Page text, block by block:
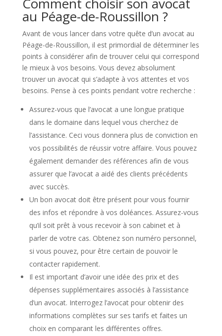
au Péage-de-Roussillon ?
Avant de vous lancer dans votre quête d’un avocat au
Péage-de-Roussillon, il est primordial de déterminer les
points à considérer afin de trouver celui qui correspond
le mieux à vos besoins. Vous devez absolument
trouver un avocat qui s’adapte à vos attentes et vos
besoins. Pense à ces points pendant votre recherche :
Assurez-vous que l’avocat a une longue pratique
dans le domaine dans lequel vous cherchez de
l’assistance. Ceci vous donnera plus de conviction en
vos possibilités de réussir votre affaire. Vous pouvez
également demander des références afin de vous
assurer que l’avocat a aidé des clients précédents
avec succès.
Un bon avocat doit être présent pour vous fournir
des infos et répondre à vos doléances. Assurez-vous
qu’il soit prêt à vous recevoir à son cabinet et à
parler de votre cas. Obtenez son numéro personnel,
si vous pouvez, pour être certain de pouvoir le
contacter rapidement.
Il est important d’avoir une idée des prix et des
dépenses supplémentaires associés à l’assistance
d’un avocat. Interrogez l’avocat pour obtenir des
informations complètes sur ses tarifs et faites un
choix en comparant les différentes offres.